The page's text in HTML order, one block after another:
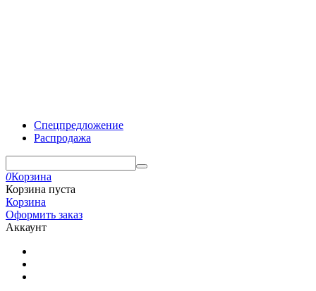
Спецпредложение
Распродажа
0Корзина
Корзина пуста
Корзина
Оформить заказ
Аккаунт